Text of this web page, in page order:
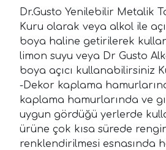
Dr.Gusto Yenilebilir Metalik
Kuru olarak veya alkol ile
boya haline getirilerek
limon suyu veya Dr Gusto
boya açıcı kullanabilirsiniz
-Dekor kaplama
kaplama hamurlarında ve
uygun gördüğü yerlerde
ürüne çok kısa sürede
renklendirilmesi esnasında